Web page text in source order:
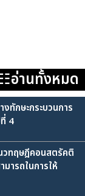
อ่านทั้งหมด
ทักษะกระบวนการ
4
ทฤษฎีคอนสตรัคติ
ารถในการให้